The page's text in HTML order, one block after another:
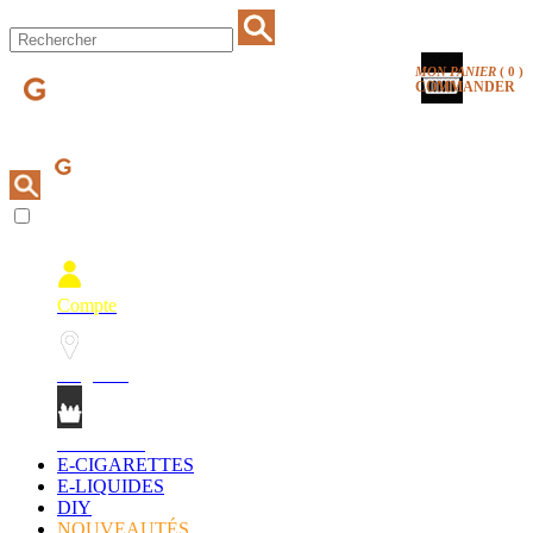
MON PANIER ( 0 )
COMMANDER
Compte
E-CIGARETTES
E-LIQUIDES
DIY
NOUVEAUTÉS